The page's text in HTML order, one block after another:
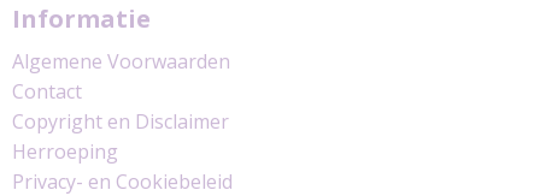
Informatie
Algemene Voorwaarden
Contact
Copyright en Disclaimer
Herroeping
Privacy- en Cookiebeleid